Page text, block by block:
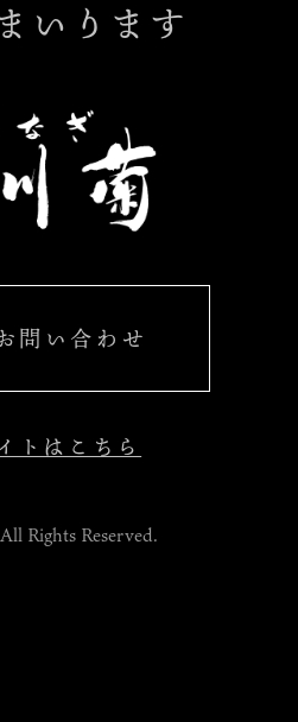
いります
問い合わせ
トはこちら
Rights Reserved.